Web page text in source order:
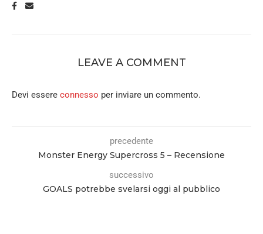
LEAVE A COMMENT
Devi essere connesso per inviare un commento.
precedente
Monster Energy Supercross 5 – Recensione
successivo
GOALS potrebbe svelarsi oggi al pubblico